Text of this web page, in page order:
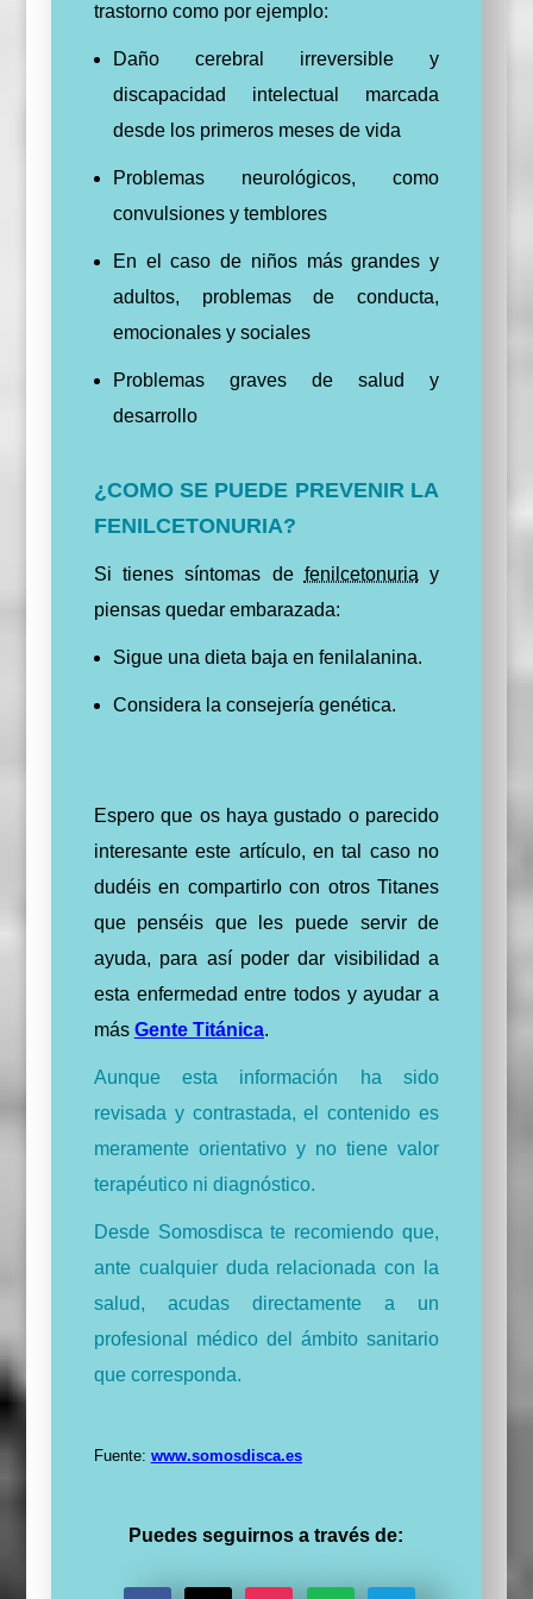
trastorno como por ejemplo:
Daño cerebral irreversible y
discapacidad intelectual marcada
desde los primeros meses de vida
Problemas neurológicos, como
convulsiones y temblores
En el caso de niños más grandes y
adultos, problemas de conducta,
emocionales y sociales
Problemas graves de salud y
desarrollo
¿COMO SE PUEDE PREVENIR LA
FENILCETONURIA?
Si tienes síntomas de fenilcetonuria y
piensas quedar embarazada:
Sigue una dieta baja en fenilalanina.
Considera la consejería genética.
Espero que os haya gustado o parecido
interesante este artículo, en tal caso no
dudéis en compartirlo con otros Titanes
que penséis que les puede servir de
ayuda, para así poder dar visibilidad a
esta enfermedad entre todos y ayudar a
más Gente Titánica.
Aunque esta información ha sido
revisada y contrastada, el contenido es
meramente orientativo y no tiene valor
terapéutico ni diagnóstico.
Desde Somosdisca te recomiendo que,
ante cualquier duda relacionada con la
salud, acudas directamente a un
profesional médico del ámbito sanitario
que corresponda.
Fuente: www.somosdisca.es
Puedes seguirnos a través de: